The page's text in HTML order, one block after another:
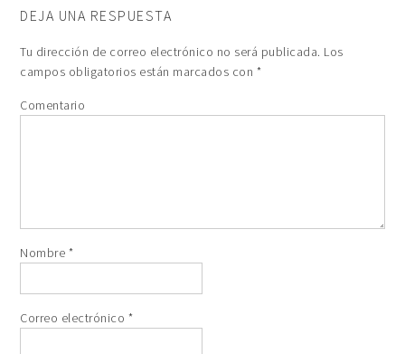
DEJA UNA RESPUESTA
Tu dirección de correo electrónico no será publicada. Los
campos obligatorios están marcados con *
Comentario
Nombre *
Correo electrónico *